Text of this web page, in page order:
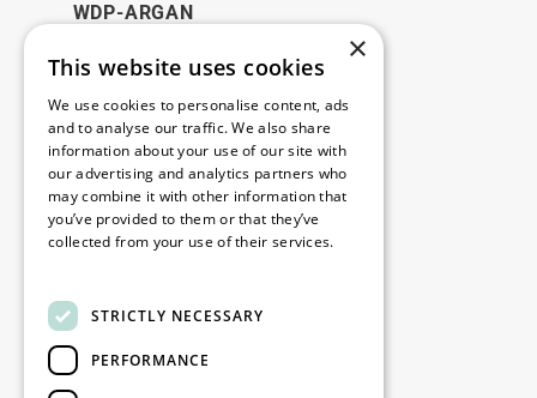
WDP-ARGAN
Juridisch
Disclaimer
Privacybeleid
Cookie Policy
Contact
Blijf op de hoogte
×
This website uses cookies
We use cookies to personalise content, ads
and to analyse our traffic. We also share
information about your use of our site with
our advertising and analytics partners who
may combine it with other information that
you’ve provided to them or that they’ve
collected from your use of their services.
STRICTLY NECESSARY
PERFORMANCE